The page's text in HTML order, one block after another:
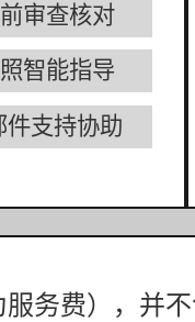
审查核对
智能指导
件支持协助
务费），并